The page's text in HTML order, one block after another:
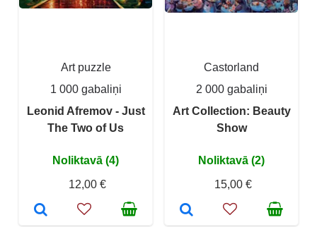
Art puzzle
1 000 gabaliņi
Leonid Afremov - Just
The Two of Us
Noliktavā (4)
12,00 €
Castorland
2 000 gabaliņi
Art Collection: Beauty
Show
Noliktavā (2)
15,00 €